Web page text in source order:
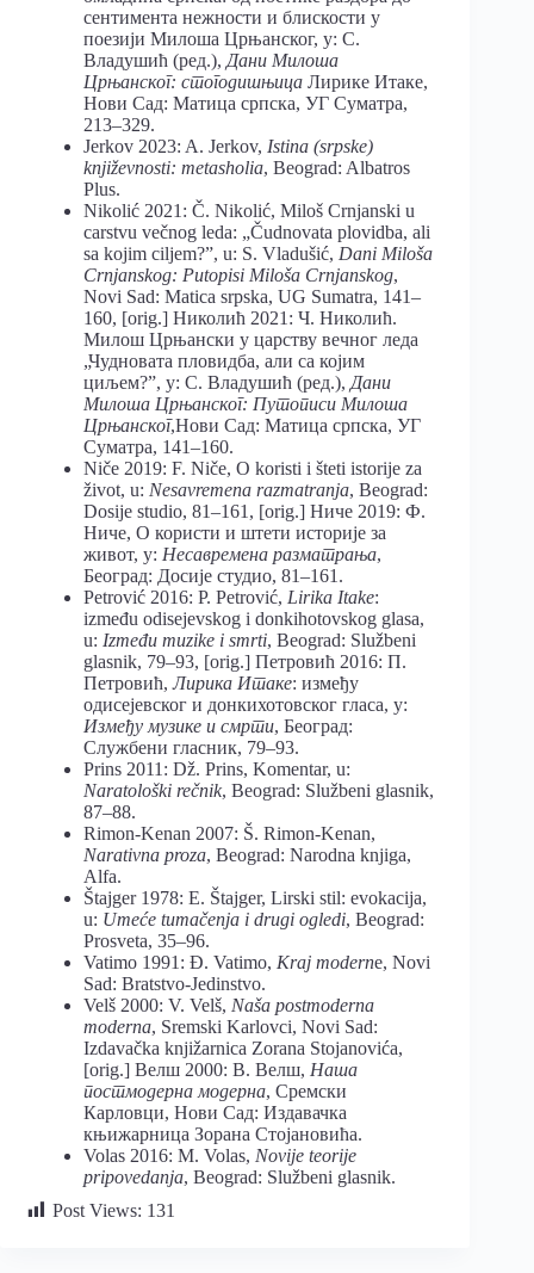
сентимента нежности и блискости у
поезији Милоша Црњанског, у: С.
Владушић (ред.), Дани Милоша
Црњанског: стогодишњица Лирике Итаке,
Нови Сад: Матица српска, УГ Суматра,
213–329.
Jerkov 2023: A. Jerkov, Istina (srpske)
književnosti: metasholia, Beograd: Albatros
Plus.
Nikolić 2021: Č. Nikolić, Miloš Crnjanski u
carstvu večnog leda: „Čudnovata plovidba, ali
sa kojim ciljem?”, u: S. Vladušić, Dani Miloša
Crnjanskog: Putopisi Miloša Crnjanskog,
Novi Sad: Matica srpska, UG Sumatra, 141–
160, [orig.] Николић 2021: Ч. Николић.
Милош Црњански у царству вечног леда
„Чудновата пловидба, али са којим
циљем?”, у: С. Владушић (ред.), Дани
Милоша Црњанског: Путописи Милоша
Црњанског,Нови Сад: Матица српска, УГ
Суматра, 141–160.
Niče 2019: F. Niče, O koristi i šteti istorije za
život, u: Nesavremena razmatranja, Beograd:
Dosije studio, 81–161, [orig.] Ниче 2019: Ф.
Ниче, О користи и штети историје за
живот, у: Несавремена разматрања,
Београд: Досије студио, 81–161.
Petrović 2016: P. Petrović, Lirika Itake:
između odisejevskog i donkihotovskog glasa,
u: Između muzike i smrti, Beograd: Službeni
glasnik, 79–93, [orig.] Петровић 2016: П.
Петровић,Лирика Итаке: између
одисејевског и донкихотовског гласа, у:
Између музике и смрти, Београд:
Службени гласник, 79–93.
Prins 2011: Dž. Prins, Komentar, u:
Naratološki rečnik, Beograd: Službeni glasnik,
87–88.
Rimon-Kenan 2007: Š. Rimon-Kenan,
Narativna proza, Beograd: Narodna knjiga,
Alfa.
Štajger 1978: E. Štajger, Lirski stil: evokacija,
u: Umeće tumačenja i drugi ogledi, Beograd:
Prosveta, 35–96.
Vatimo 1991: Đ. Vatimo, Kraj moderne, Novi
Sad: Bratstvo-Jedinstvo.
Velš 2000: V. Velš, Naša postmoderna
moderna, Sremski Karlovci, Novi Sad:
Izdavačka knjižarnica Zorana Stojanovića,
[orig.] Велш 2000: В. Велш, Наша
постмодерна модерна, Сремски
Карловци, Нови Сад: Издавачка
књижарница Зорана Стојановића.
Volas 2016: M. Volas, Novije teorije
pripovedanja, Beograd: Službeni glasnik.
Post Views: 131